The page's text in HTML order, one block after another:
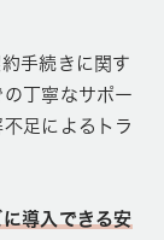
手続きに関す
丁寧なサポー
足によるトラ
導入できる安